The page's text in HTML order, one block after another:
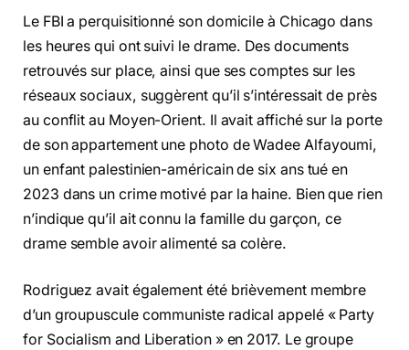
Le FBI a perquisitionné son domicile à Chicago dans
les heures qui ont suivi le drame. Des documents
retrouvés sur place, ainsi que ses comptes sur les
réseaux sociaux, suggèrent qu’il s’intéressait de près
au conflit au Moyen-Orient. Il avait affiché sur la porte
de son appartement une photo de Wadee Alfayoumi,
un enfant palestinien-américain de six ans tué en
2023 dans un crime motivé par la haine. Bien que rien
n’indique qu’il ait connu la famille du garçon, ce
drame semble avoir alimenté sa colère.
Rodriguez avait également été brièvement membre
d’un groupuscule communiste radical appelé « Party
for Socialism and Liberation » en 2017. Le groupe